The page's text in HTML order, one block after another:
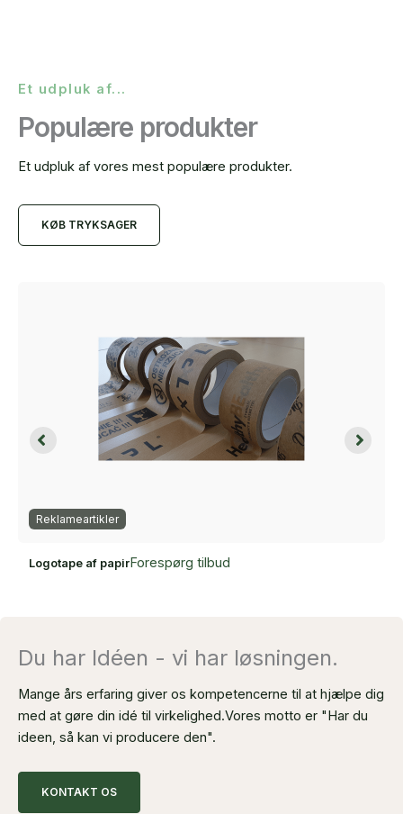
Reklameartikler
Logotape af papir Forespørg tilbud
Et udpluk af...
Populære produkter
Et udpluk af vores mest populære produkter.
KØB TRYKSAGER
Du har Idéen - vi har løsningen.
Mange års erfaring giver os kompetencerne til at hjælpe dig
med at gøre din idé til virkelighed.Vores motto er "Har du
ideen, så kan vi producere den".
KONTAKT OS